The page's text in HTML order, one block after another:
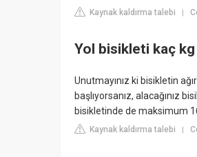
Kaynak kaldırma talebi |
Yol bisikleti kaç kg
Unutmayınız ki bisikletin
başlıyorsanız, alacağınız
bisikletinde de maksimum
Kaynak kaldırma talebi |